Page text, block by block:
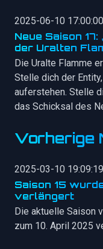
2025-06-10 17:00:00
Neue Saison
der Uralten
Die Uralte Flamme
Stelle dich der
auferstehen. Stelle
das Schicksal des
Vorherige
2025-03-10 19:09:19
Saison 15
verlängert
Die aktuelle Saison
zum 10. April 2025